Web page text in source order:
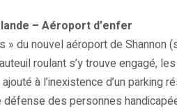
– Aéroport d’enfer
du nouvel aéroport de Shannon
roulant s’y trouve engagé,
à l’inexistence d’un
des personnes